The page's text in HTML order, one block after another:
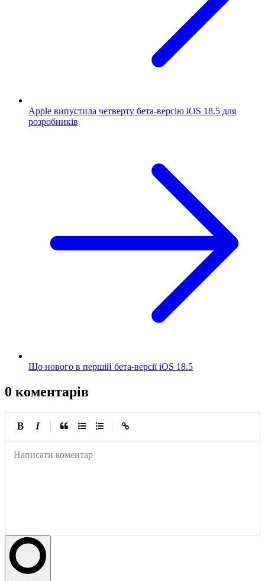
Apple випустила четверту бета-версію iOS 18.5 для
розробників
Що нового в першій бета-версії iOS 18.5
0 коментарів
Написати коментар